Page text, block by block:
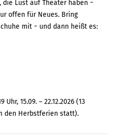
Lust auf Theater haben −
offen für Neues. Bring
mit − und dann heißt es:
15.09. – 22.12.2026 (13
den Herbstferien statt).